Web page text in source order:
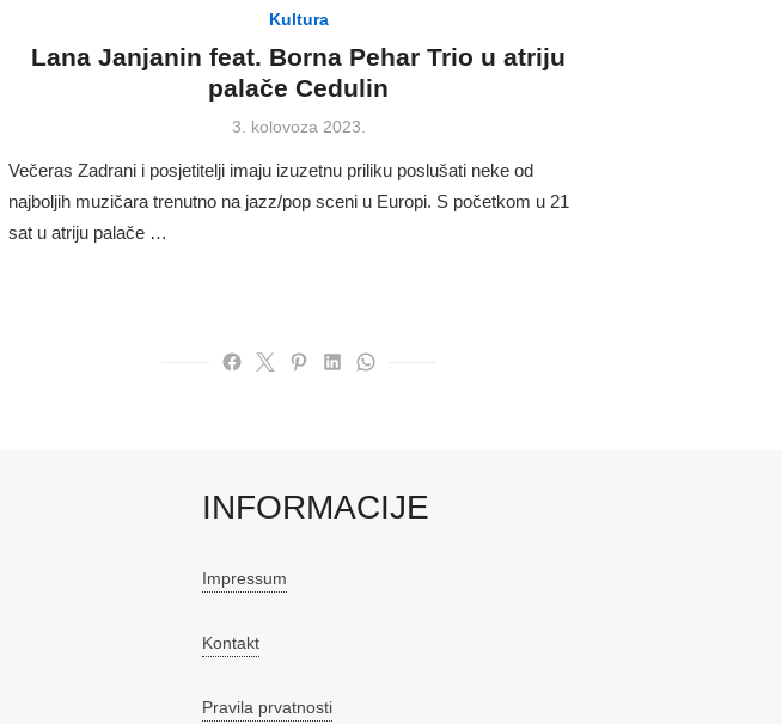
Kultura
Lana Janjanin feat. Borna Pehar Trio u atriju
palače Cedulin
Posted
3. kolovoza 2023.
Večeras Zadrani i posjetitelji imaju izuzetnu priliku poslušati neke od
najboljih muzičara trenutno na jazz/pop sceni u Europi. S početkom u 21
sat u atriju palače …
INFORMACIJE
Impressum
Kontakt
Pravila prvatnosti